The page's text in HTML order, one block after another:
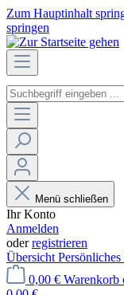
Zum Hauptinhalt
springen
Menü schließen
Ihr Konto
Anmelden
oderregistrieren
Übersicht
0,00 € Warenkorb